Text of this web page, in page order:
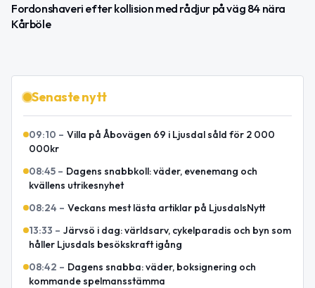
Fordonshaveri efter kollision med rådjur på väg 84 nära
Kårböle
Senaste nytt
09:10 – Villa på Åbovägen 69 i Ljusdal såld för 2 000
000kr
08:45 – Dagens snabbkoll: väder, evenemang och
kvällens utrikesnyhet
08:24 – Veckans mest lästa artiklar på LjusdalsNytt
13:33 – Järvsö i dag: världsarv, cykelparadis och byn som
håller Ljusdals besökskraft igång
08:42 – Dagens snabba: väder, boksignering och
kommande spelmansstämma